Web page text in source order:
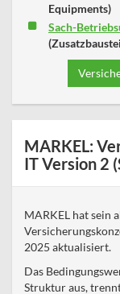
Equipments)
Sach-
MARKEL:
IT Version 2
MARKEL hat sein
2025 aktualisiert.
Das
Struktur aus,